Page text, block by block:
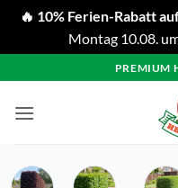
🔥 10% Ferien-Rabatt
Montag 10.08.
Inhalt
springen
PREMIUM